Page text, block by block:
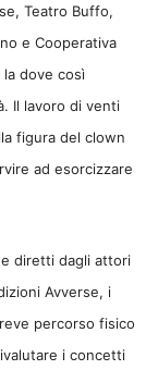
Teatro Buffo,
e Cooperativa
dove così
Il lavoro di venti
figura del clown
ad esorcizzare
diretti dagli attori
Avverse, i
percorso fisico
i concetti